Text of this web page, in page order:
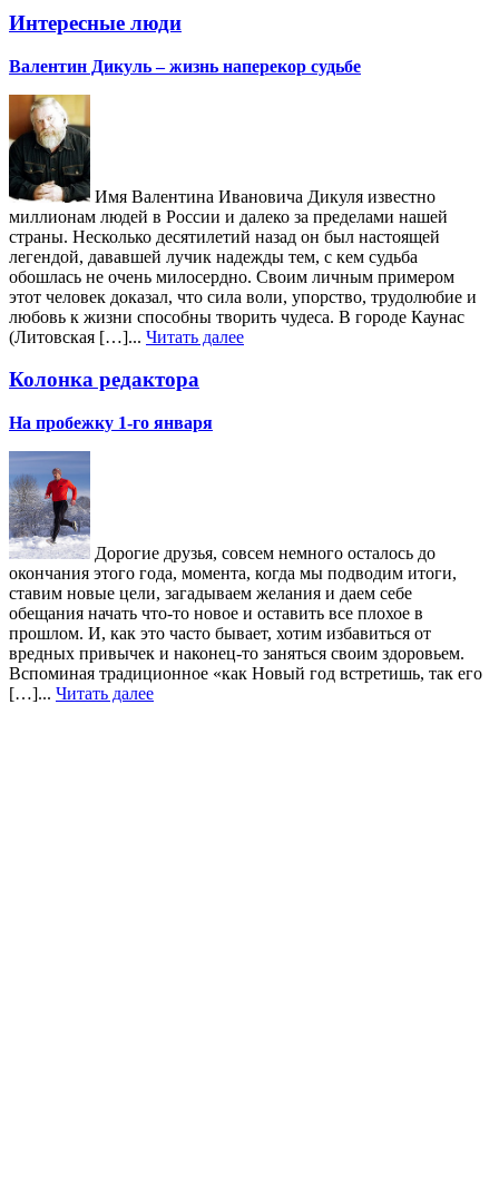
Интересные люди
Валентин Дикуль – жизнь наперекор судьбе
Имя Валентина Ивановича Дикуля известно
миллионам людей в России и далеко за пределами нашей
страны. Несколько десятилетий назад он был настоящей
легендой, дававшей лучик надежды тем, с кем судьба
обошлась не очень милосердно. Своим личным примером
этот человек доказал, что сила воли, упорство, трудолюбие и
любовь к жизни способны творить чудеса. В городе Каунас
(Литовская […]... Читать далее
Колонка редактора
На пробежку 1-го января
Дорогие друзья, совсем немного осталось до
окончания этого года, момента, когда мы подводим итоги,
ставим новые цели, загадываем желания и даем себе
обещания начать что-то новое и оставить все плохое в
прошлом. И, как это часто бывает, хотим избавиться от
вредных привычек и наконец-то заняться своим здоровьем.
Вспоминая традиционное «как Новый год встретишь, так его
[…]... Читать далее